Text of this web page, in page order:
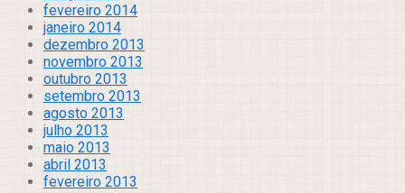
fevereiro 2014
janeiro 2014
dezembro 2013
novembro 2013
outubro 2013
setembro 2013
agosto 2013
julho 2013
maio 2013
abril 2013
fevereiro 2013